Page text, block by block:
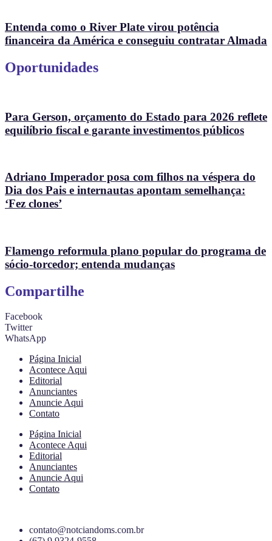
Entenda como o River Plate virou potência
financeira da América e conseguiu contratar Almada
Oportunidades
Para Gerson, orçamento do Estado para 2026 reflete
equilíbrio fiscal e garante investimentos públicos
Adriano Imperador posa com filhos na véspera do
Dia dos Pais e internautas apontam semelhança:
‘Fez clones’
Flamengo reformula plano popular do programa de
sócio-torcedor; entenda mudanças
Compartilhe
Facebook
Twitter
WhatsApp
Página Inicial
Acontece Aqui
Editorial
Anunciantes
Anuncie Aqui
Contato
Página Inicial
Acontece Aqui
Editorial
Anunciantes
Anuncie Aqui
Contato
contato@notciandoms.com.br